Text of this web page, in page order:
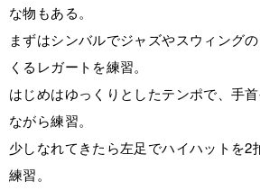
な物もある。
まずはシンバルでジャズやスウィング
くるレガートを練習。
はじめはゆっくりとしたテンポで、手
ながら練習。
少しなれてきたら左足でハイハットを2
練習。